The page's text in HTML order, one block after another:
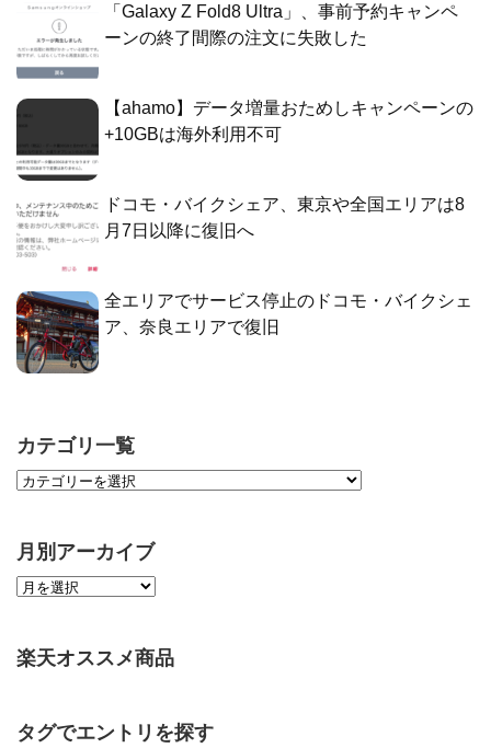
「Galaxy Z Fold8 Ultra」、事前予約キャンペ
ーンの終了間際の注文に失敗した
【ahamo】データ増量おためしキャンペーンの
+10GBは海外利用不可
ドコモ・バイクシェア、東京や全国エリアは8
月7日以降に復旧へ
全エリアでサービス停止のドコモ・バイクシェ
ア、奈良エリアで復旧
カテゴリ一覧
月別アーカイブ
楽天オススメ商品
タグでエントリを探す